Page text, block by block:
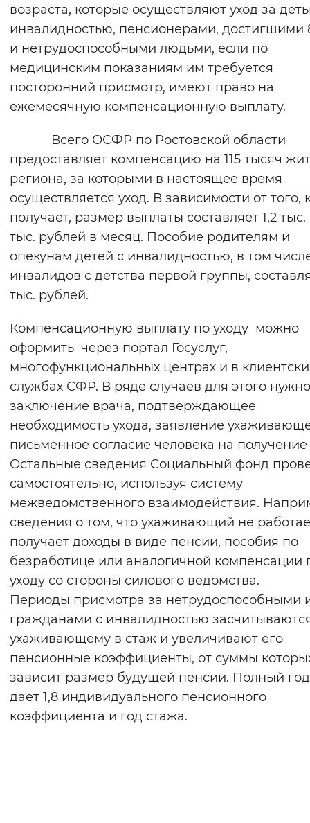
Цвет сайта
Монохромный Инверсивный
Синий фон
Изображения
Звуковой ассистент
Воспроизвести Остановить
Вернуть стандартные настройки
возраста, которые осуществляют уход за
инвалидностью, пенсионерами, достигшими
и нетрудоспособными людьми, если по
медицинским показаниям им требуется
посторонний присмотр, имеют право на
ежемесячную компенсационную выплату.
Всего ОСФР по Ростовской области
предоставляет компенсацию на 115 тысяч
региона, за которыми в настоящее время
осуществляется уход. В зависимости от того,
получает, размер выплаты составляет 1,2 тыс.
тыс. рублей в месяц. Пособие родителям и
опекунам детей с инвалидностью, в том
инвалидов с детства первой группы,
тыс. рублей.
Компенсационную выплату по уходу можно
оформить через портал Госуслуг,
многофункциональных центрах и в
службах СФР. В ряде случаев для этого нужно
заключение врача, подтверждающее
необходимость ухода, заявление
письменное согласие человека на получение
Остальные сведения Социальный фонд
самостоятельно, используя систему
межведомственного взаимодействия.
сведения о том, что ухаживающий не
получает доходы в виде пенсии, пособия по
безработице или аналогичной компенсации
уходу со стороны силового ведомства.
Периоды присмотра за нетрудоспособными
гражданами с инвалидностью
ухаживающему в стаж и увеличивают его
пенсионные коэффициенты, от суммы
зависит размер будущей пенсии. Полный год
дает 1,8 индивидуального пенсионного
коэффициента и год стажа.